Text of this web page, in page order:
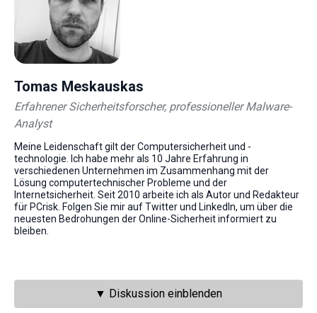
Tomas Meskauskas
Erfahrener Sicherheitsforscher, professioneller Malware-
Analyst
Meine Leidenschaft gilt der Computersicherheit und -
technologie. Ich habe mehr als 10 Jahre Erfahrung in
verschiedenen Unternehmen im Zusammenhang mit der
Lösung computertechnischer Probleme und der
Internetsicherheit. Seit 2010 arbeite ich als Autor und Redakteur
für PCrisk. Folgen Sie mir auf Twitter und LinkedIn, um über die
neuesten Bedrohungen der Online-Sicherheit informiert zu
bleiben.
▼ Diskussion einblenden